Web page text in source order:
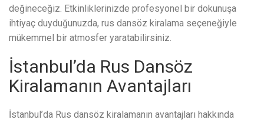
değineceğiz. Etkinliklerinizde profesyonel bir dokunuşa
ihtiyaç duyduğunuzda, rus dansöz kiralama seçeneğiyle
mükemmel bir atmosfer yaratabilirsiniz.
İstanbul’da Rus Dansöz
Kiralamanın Avantajları
İstanbul’da Rus dansöz kiralamanın avantajları hakkında